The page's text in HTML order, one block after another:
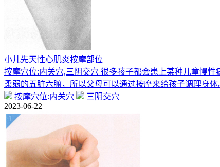
小儿先天性心肌炎按摩部位
按摩穴位:内关穴,三阴交穴 很多孩子都会患上某种儿童慢
柔弱的五脏六腑，所以父母可以通过按摩来给孩子调理身
按摩穴位:内关穴
三阴交穴
2023-06-22